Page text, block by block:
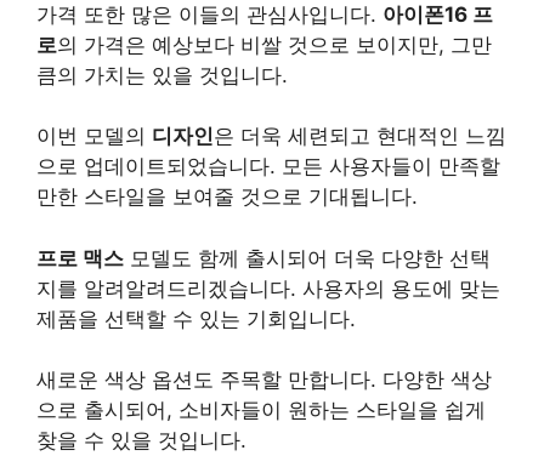
가격 또한 많은 이들의 관심사입니다. 아이폰16 프
로의 가격은 예상보다 비쌀 것으로 보이지만, 그만
큼의 가치는 있을 것입니다.
이번 모델의 디자인은 더욱 세련되고 현대적인 느낌
으로 업데이트되었습니다. 모든 사용자들이 만족할
만한 스타일을 보여줄 것으로 기대됩니다.
프로 맥스 모델도 함께 출시되어 더욱 다양한 선택
지를 알려알려드리겠습니다. 사용자의 용도에 맞는
제품을 선택할 수 있는 기회입니다.
새로운 색상 옵션도 주목할 만합니다. 다양한 색상
으로 출시되어, 소비자들이 원하는 스타일을 쉽게
찾을 수 있을 것입니다.